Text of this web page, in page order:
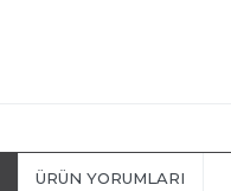
ÜRÜN YORUMLARI